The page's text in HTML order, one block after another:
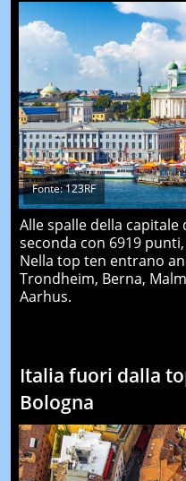
Fonte: 123RF
Alle spalle della capitale
seconda con 6919
Nella top ten entrano
Trondheim, Berna,
Aarhus.
Italia fuori dalla
Bologna